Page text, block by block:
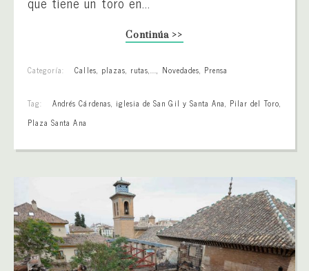
Continúa >>
Categoría: Calles, plazas, rutas,..., Novedades, Prensa
Tag: Andrés Cárdenas, iglesia de San Gil y Santa Ana, Pilar del Toro,
Plaza Santa Ana